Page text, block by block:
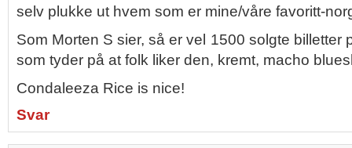
selv plukke ut hvem som er mine/våre favoritt-
Som Morten S sier, så er vel 1500 solgte billetter
som tyder på at folk liker den, kremt, macho
Condaleeza Rice is nice!
Svar